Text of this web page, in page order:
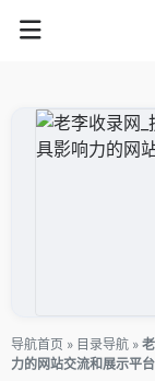
导航首页 » 目录导航 »
力的网站交流和展示平台